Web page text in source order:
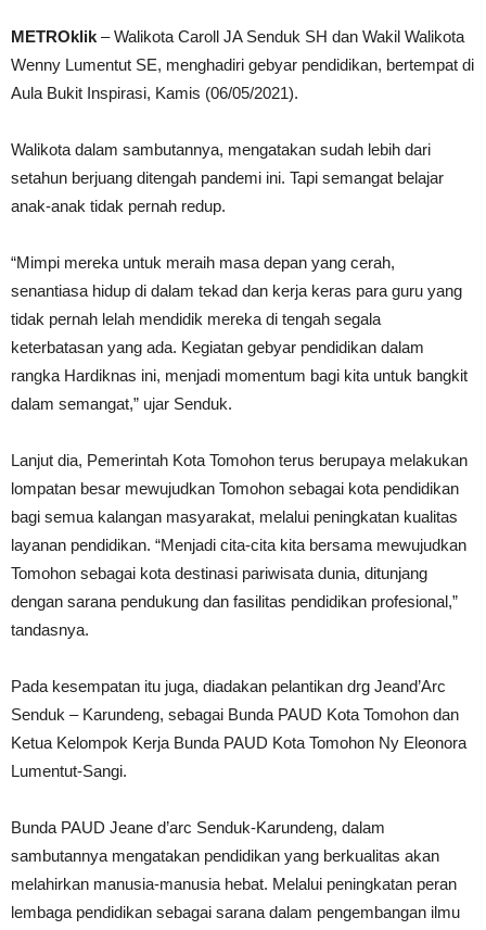
METROklik – Walikota Caroll JA Senduk SH dan Wakil Walikota
Wenny Lumentut SE, menghadiri gebyar pendidikan, bertempat di
Aula Bukit Inspirasi, Kamis (06/05/2021).
Walikota dalam sambutannya, mengatakan sudah lebih dari
setahun berjuang ditengah pandemi ini. Tapi semangat belajar
anak-anak tidak pernah redup.
“Mimpi mereka untuk meraih masa depan yang cerah,
senantiasa hidup di dalam tekad dan kerja keras para guru yang
tidak pernah lelah mendidik mereka di tengah segala
keterbatasan yang ada. Kegiatan gebyar pendidikan dalam
rangka Hardiknas ini, menjadi momentum bagi kita untuk bangkit
dalam semangat,” ujar Senduk.
Lanjut dia, Pemerintah Kota Tomohon terus berupaya melakukan
lompatan besar mewujudkan Tomohon sebagai kota pendidikan
bagi semua kalangan masyarakat, melalui peningkatan kualitas
layanan pendidikan. “Menjadi cita-cita kita bersama mewujudkan
Tomohon sebagai kota destinasi pariwisata dunia, ditunjang
dengan sarana pendukung dan fasilitas pendidikan profesional,”
tandasnya.
Pada kesempatan itu juga, diadakan pelantikan drg Jeand’Arc
Senduk – Karundeng, sebagai Bunda PAUD Kota Tomohon dan
Ketua Kelompok Kerja Bunda PAUD Kota Tomohon Ny Eleonora
Lumentut-Sangi.
Bunda PAUD Jeane d’arc Senduk-Karundeng, dalam
sambutannya mengatakan pendidikan yang berkualitas akan
melahirkan manusia-manusia hebat. Melalui peningkatan peran
lembaga pendidikan sebagai sarana dalam pengembangan ilmu